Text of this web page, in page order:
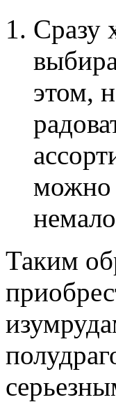
Сразу
этом,
можно
Таким